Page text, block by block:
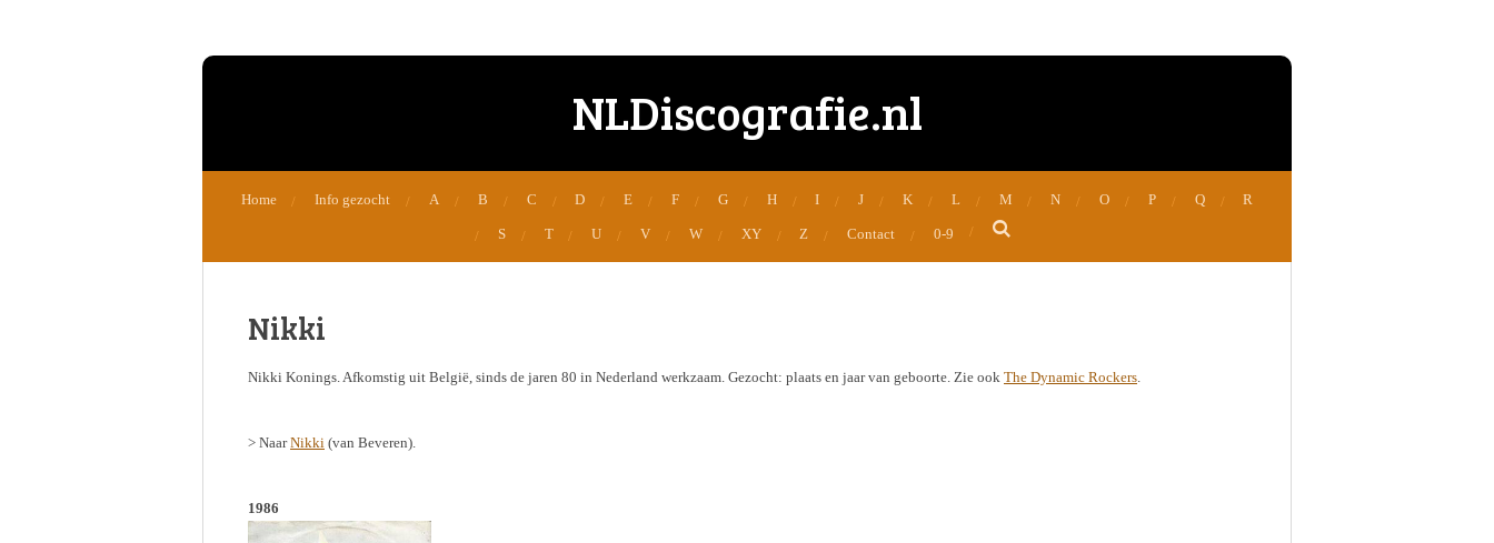
NLDiscografie.nl
Home Info gezocht A B C D E F G H I J K L M N O P Q R
S T U V W XY Z Contact 0-9
Nikki
Nikki Konings. Afkomstig uit België, sinds de jaren 80 in Nederland werkzaam. Gezocht: plaats en jaar van geboorte. Zie ook The Dynamic Rockers.
> NaarNikki (van Beveren).
1986